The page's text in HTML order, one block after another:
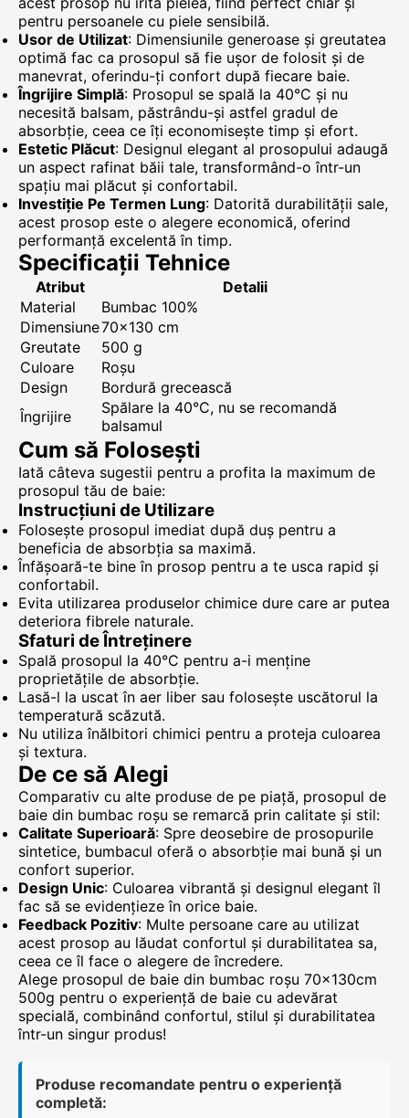
pentru persoanele cu piele sensibilă.
Usor de Utilizat: Dimensiunile generoase și greutatea
optimă fac ca prosopul să fie ușor de folosit și de
manevrat, oferindu-ți confort după fiecare baie.
Îngrijire Simplă: Prosopul se spală la 40°C și nu
necesită balsam, păstrându-și astfel gradul de
absorbție, ceea ce îți economisește timp și efort.
Estetic Plăcut: Designul elegant al prosopului adaugă
un aspect rafinat băii tale, transformând-o într-un
spațiu mai plăcut și confortabil.
Investiție Pe Termen Lung: Datorită durabilității sale,
acest prosop este o alegere economică, oferind
performanță excelentă în timp.
Specificații Tehnice
Atribut
Detalii
Material
Bumbac 100%
Dimensiune70x130 cm
Greutate
500 g
Culoare
Roșu
Design
Bordură grecească
Îngrijire
Spălare la 40°C, nu se recomandă
balsamul
Cum să Folosești
Iată câteva sugestii pentru a profita la maximum de
prosopul tău de baie:
Instrucțiuni de Utilizare
Folosește prosopul imediat după duș pentru a
beneficia de absorbția sa maximă.
Înfășoară-te bine în prosop pentru a te usca rapid și
confortabil.
Evita utilizarea produselor chimice dure care ar putea
deteriora fibrele naturale.
Sfaturi de Întreținere
Spală prosopul la 40°C pentru a-i menține
proprietățile de absorbție.
Lasă-l la uscat în aer liber sau folosește uscătorul la
temperatură scăzută.
Nu utiliza înălbitori chimici pentru a proteja culoarea
și textura.
De ce să Alegi
Comparativ cu alte produse de pe piață, prosopul de
baie din bumbac roșu se remarcă prin calitate și stil:
Calitate Superioară: Spre deosebire de prosopurile
sintetice, bumbacul oferă o absorbție mai bună și un
confort superior.
Design Unic: Culoarea vibrantă și designul elegant îl
fac să se evidențieze în orice baie.
Feedback Pozitiv: Multe persoane care au utilizat
acest prosop au lăudat confortul și durabilitatea sa,
ceea ce îl face o alegere de încredere.
Alege prosopul de baie din bumbac roșu 70x130cm
500g pentru o experiență de baie cu adevărat
specială, combinând confortul, stilul și durabilitatea
într-un singur produs!
Produse recomandate pentru o experiență
completă: